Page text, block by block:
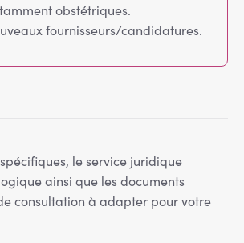
obstétriques.
fournisseurs/candidatures.
le service juridique
ainsi que les documents
consultation à adapter pour votre